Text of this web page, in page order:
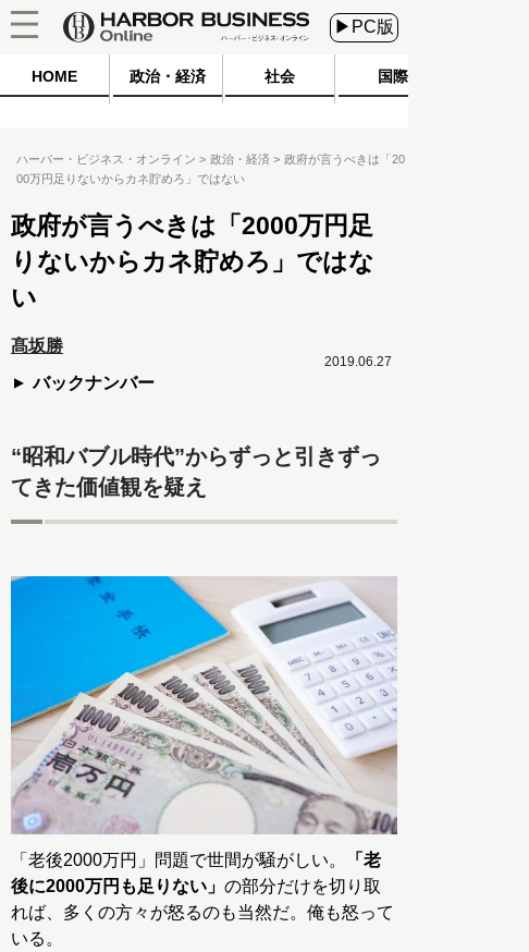
▶PC版
HOME 政治・経済 社会 国際
ハーバー・ビジネス・オンライン 政治・経済
政府が言うべきは「20
00万円足りないからカネ貯めろ」ではない
政府が言うべきは「2000万円足
りないからカネ貯めろ」ではな
い
髙坂勝
バックナンバー
2019.06.27
“昭和バブル時代”からずっと引きずっ
てきた価値観を疑え
「老後2000万円」問題で世間が騒がしい。
「老
後に2000万円も足りない」 の部分だけを切り取
れば、多くの方々が怒るのも当然だ。俺も怒って
いる。